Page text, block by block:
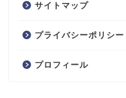
サイトマップ
プライバシーポリシー
プロフィール